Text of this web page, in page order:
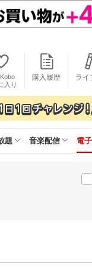
入り
購入履歴 ライ
題 音楽配信 電